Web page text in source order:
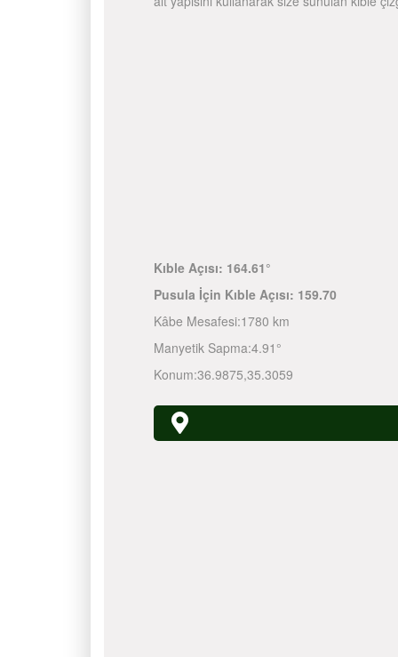
Kıble Açısı: 164.61°
Pusula İçin Kıble Açısı: 159.70
Kâbe Mesafesi:1780 km
Manyetik Sapma:4.91°
Konum:36.9875,35.3059